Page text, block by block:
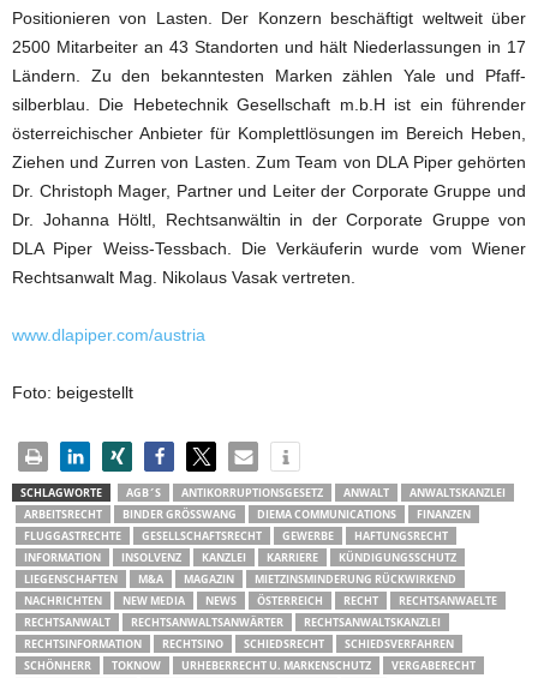
Positionieren von Lasten. Der Konzern beschäftigt weltweit über
2500 Mitarbeiter an 43 Standorten und hält Niederlassungen in 17
Ländern. Zu den bekanntesten Marken zählen Yale und Pfaff-
silberblau. Die Hebetechnik Gesellschaft m.b.H ist ein führender
österreichischer Anbieter für Komplettlösungen im Bereich Heben,
Ziehen und Zurren von Lasten. Zum Team von DLA Piper gehörten
Dr. Christoph Mager, Partner und Leiter der Corporate Gruppe und
Dr. Johanna Höltl, Rechtsanwältin in der Corporate Gruppe von
DLA Piper Weiss-Tessbach. Die Verkäuferin wurde vom Wiener
Rechtsanwalt Mag. Nikolaus Vasak vertreten.
www.dlapiper.com/austria
Foto: beigestellt
SCHLAGWORTE AGB´S ANTIKORRUPTIONSGESETZ ANWALT
ANWALTSKANZLEI
ARBEITSRECHT
BINDER GRÖSSWANG DIEMA COMMUNICATIONS
FINANZEN
FLUGGASTRECHTE
GESELLSCHAFTSRECHT GEWERBE
HAFTUNGSRECHT
INFORMATION
INSOLVENZ KANZLEI KARRIERE
KÜNDIGUNGSSCHUTZ
LIEGENSCHAFTEN
M&A MAGAZIN
MIETZINSMINDERUNG RÜCKWIRKEND
NACHRICHTEN
NEW MEDIA NEWS ÖSTERREICH RECHT
RECHTSANWAELTE
RECHTSANWALT
RECHTSANWALTSANWÄRTER
RECHTSANWALTSKANZLEI
RECHTSINFORMATION
RECHTSINO SCHIEDSRECHT
SCHIEDSVERFAHREN
SCHÖNHERR
TOKNOW URHEBERRECHT U. MARKENSCHUTZ
VERGABERECHT